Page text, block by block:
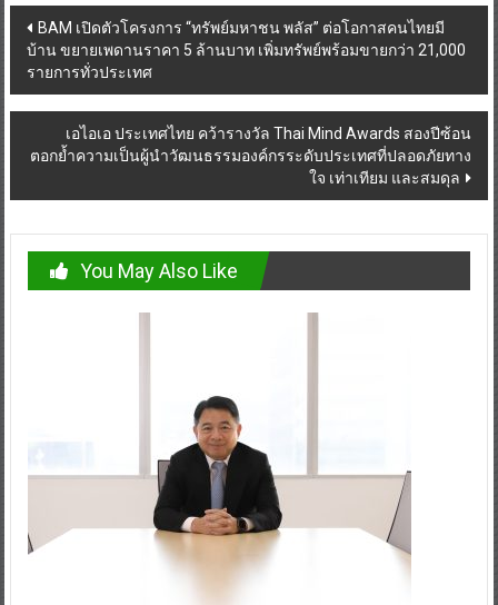
Post
navigation
BAM เปิดตัวโครงการ “ทรัพย์มหาชน พลัส” ต่อโอกาสคนไทยมี
บ้าน ขยายเพดานราคา 5 ล้านบาท เพิ่มทรัพย์พร้อมขายกว่า 21,000
รายการทั่วประเทศ
เอไอเอ ประเทศไทย คว้ารางวัล Thai Mind Awards สองปีซ้อน
ตอกย้ำความเป็นผู้นำวัฒนธรรมองค์กรระดับประเทศที่ปลอดภัยทาง
ใจ เท่าเทียม และสมดุล
You May Also Like